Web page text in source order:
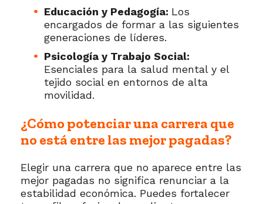
Educación y Pedagogía: Los
encargados de formar a las siguientes
generaciones de líderes.
Psicología y Trabajo Social:
Esenciales para la salud mental y el
tejido social en entornos de alta
movilidad.
¿Cómo potenciar una carrera que
no está entre las mejor pagadas?
Elegir una carrera que no aparece entre las
mejor pagadas no significa renunciar a la
estabilidad económica. Puedes fortalecer